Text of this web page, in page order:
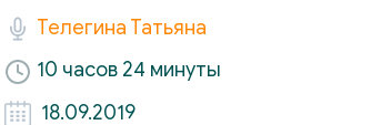
Телегина Татьяна
10 часов 24 минуты
18.09.2019